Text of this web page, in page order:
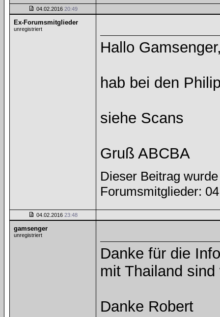
04.02.2016 20:49
Ex-Forumsmitglieder
unregistriert
Hallo
hab bei den
siehe Scans
Gruß ABCBA
Dieser Beitrag
Forumsmitglieder:
04.02.2016 23:48
gamsenger
unregistriert
Danke für die
mit Thailand
Danke Robert